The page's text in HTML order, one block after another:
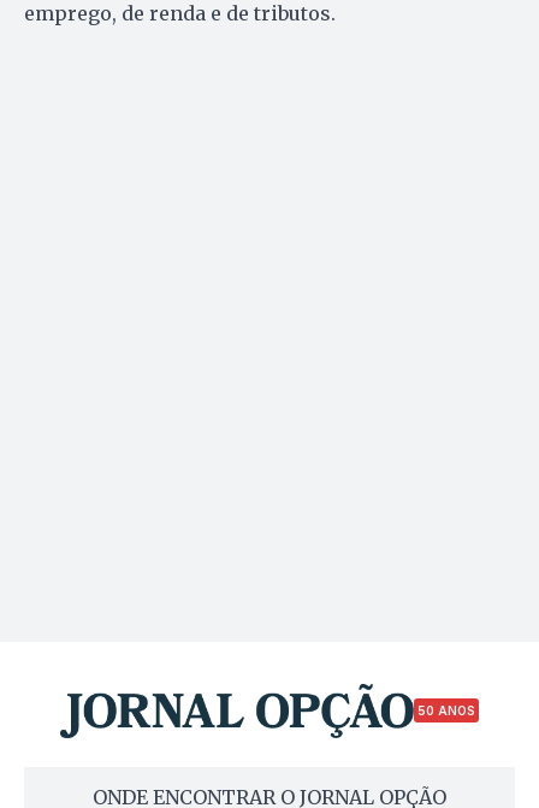
emprego, de renda e de tributos.
50 ANOS
ONDE ENCONTRAR O JORNAL OPÇÃO